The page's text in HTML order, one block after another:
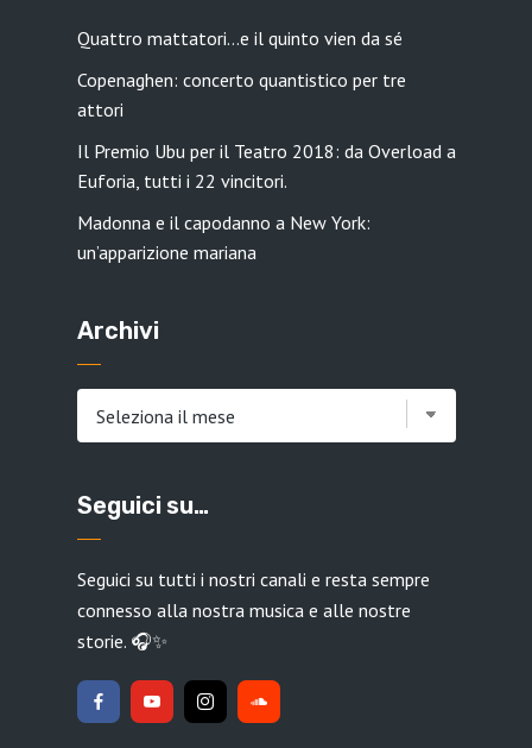
Quattro mattatori…e il quinto vien da sé
Copenaghen: concerto quantistico per tre
attori
Il Premio Ubu per il Teatro 2018: da Overload a
Euforia, tutti i 22 vincitori.
Madonna e il capodanno a New York:
un’apparizione mariana
Archivi
Seguici su…
Seguici su tutti i nostri canali e resta sempre
connesso alla nostra musica e alle nostre
storie. 🎧✨